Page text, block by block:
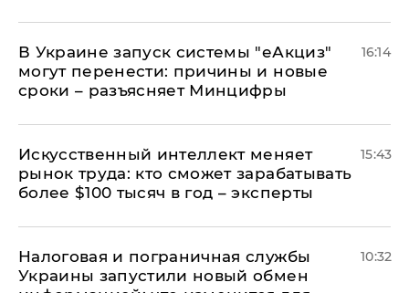
В Украине запуск системы "еАкциз"
могут перенести: причины и новые
сроки – разъясняет Минцифры
16:14
Искусственный интеллект меняет
рынок труда: кто сможет зарабатывать
более $100 тысяч в год – эксперты
15:43
Налоговая и пограничная службы
Украины запустили новый обмен
10:32